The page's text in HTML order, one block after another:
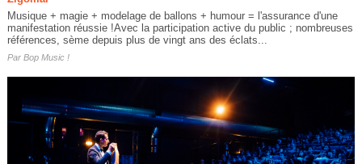
Musique + magie + modelage de ballons + humour = l'assurance d'une
manifestation réussie !Avec la participation active du public ; nombreuses
références, sème depuis plus de vingt ans des éclats...
Par Bop Music !